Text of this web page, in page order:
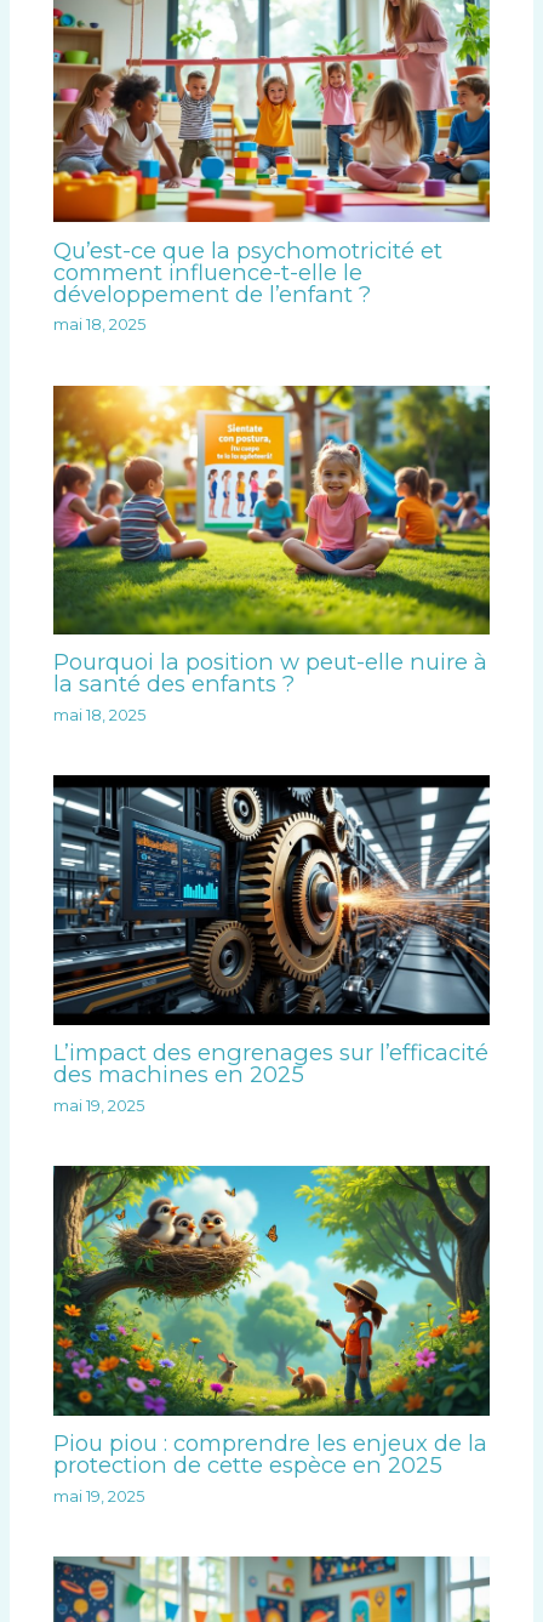
Qu’est-ce que la psychomotricité et
comment influence-t-elle le
développement de l’enfant ?
mai 18, 2025
Pourquoi la position w peut-elle nuire à
la santé des enfants ?
mai 18, 2025
L’impact des engrenages sur l’efficacité
des machines en 2025
mai 19, 2025
Piou piou : comprendre les enjeux de la
protection de cette espèce en 2025
mai 19, 2025